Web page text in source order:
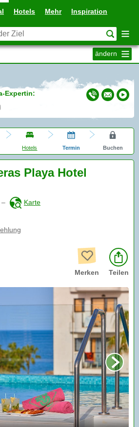
Hotels Mehr Inspiration
ändern
Expertin:
Hotels Termin Buchen
Playa Hotel
– Karte
Merken Teilen